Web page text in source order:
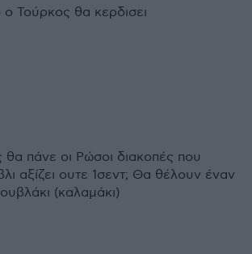
Τούρκος θα κερδισει
θα πάνε οι Ρώσοι διακοπές που
αξίζει ουτε 1σεντ; Θα θέλουν έναν
(καλαμάκι)